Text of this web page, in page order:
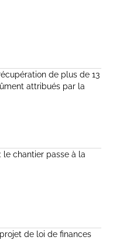
de plus de 13
attribués par la
le chantier passe à la
de loi de finances